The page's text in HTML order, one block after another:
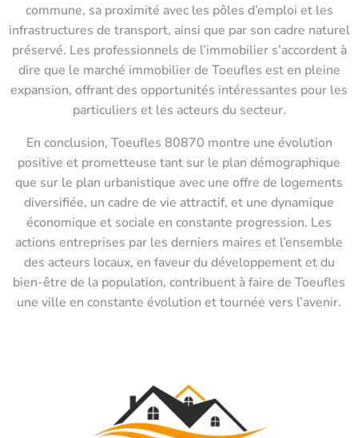
commune, sa proximité avec les pôles d’emploi et les
infrastructures de transport, ainsi que par son cadre naturel
préservé. Les professionnels de l’immobilier s’accordent à
dire que le marché immobilier de Toeufles est en pleine
expansion, offrant des opportunités intéressantes pour les
particuliers et les acteurs du secteur.
En conclusion, Toeufles 80870 montre une évolution
positive et prometteuse tant sur le plan démographique
que sur le plan urbanistique avec une offre de logements
diversifiée, un cadre de vie attractif, et une dynamique
économique et sociale en constante progression. Les
actions entreprises par les derniers maires et l’ensemble
des acteurs locaux, en faveur du développement et du
bien-être de la population, contribuent à faire de Toeufles
une ville en constante évolution et tournée vers l’avenir.